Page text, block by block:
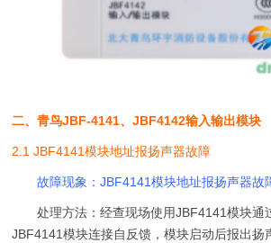
二、青鸟JBF-4141、JBF4142输入输出模块
2.1 JBF4141模块地址报扬声器故障
故障现象：JBF4141模块地址报扬声器故
处理方法：经查现场使用JBF4141模块通
JBF4141模块连接自反馈，模块启动后报出扬